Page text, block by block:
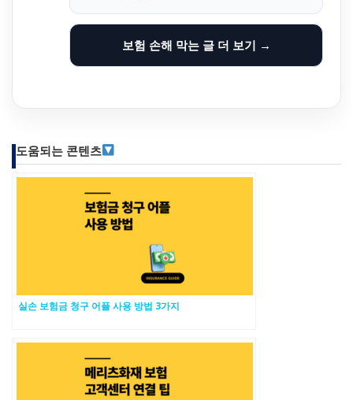
보험 손해 막는 글 더 보기 →
도움되는 콘텐츠
실손 보험금 청구 어플 사용 방법 3가지